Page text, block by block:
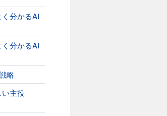
分かるAI
分かるAI
略
い主役